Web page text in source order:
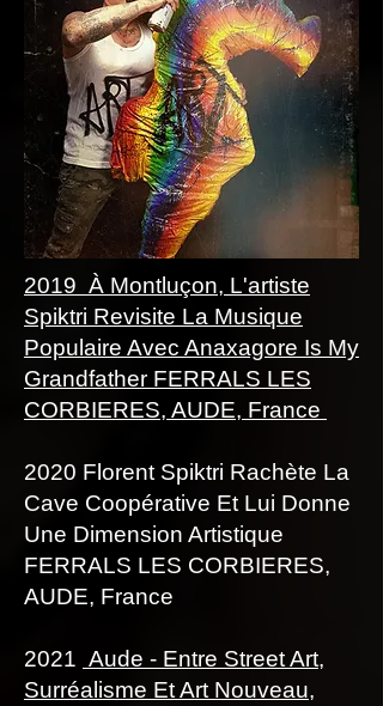
2019 À Montluçon, L'artiste
Spiktri Revisite La Musique
Populaire Avec Anaxagore Is My
Grandfather FERRALS LES
CORBIERES, AUDE, France
2020 Florent Spiktri Rachète La
Cave Coopérative Et Lui Donne
Une Dimension Artistique
FERRALS LES CORBIERES,
AUDE, France
2021 Aude - Entre Street Art,
Surréalisme Et Art Nouveau,